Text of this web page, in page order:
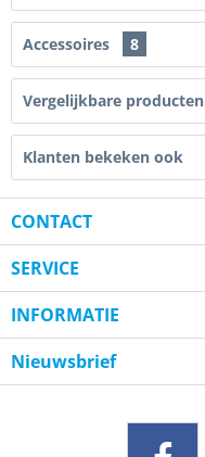
Accessoires 8
Vergelijkbare producten
Klanten bekeken ook
CONTACT
SERVICE
INFORMATIE
Nieuwsbrief